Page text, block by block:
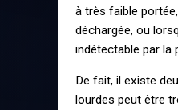
à très faible
déchargée, ou
indétectable par la
De fait, il existe
lourdes peut être